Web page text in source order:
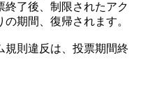
終了後、制限されたアク
期間、復帰されます。
規則違反は、投票期間終